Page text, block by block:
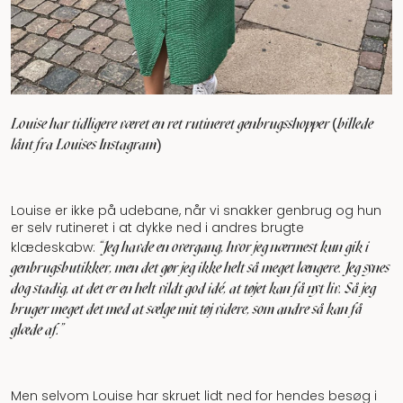
Louise har tidligere været en ret rutineret genbrugsshopper (billede
lånt fra Louises Instagram)
Louise er ikke på udebane, når vi snakker genbrug og hun
er selv rutineret i at dykke ned i andres brugte
klædeskabw: "Jeg havde en overgang, hvor jeg nærmest kun gik i
genbrugsbutikker, men det gør jeg ikke helt så meget længere. Jeg synes
dog stadig, at det er en helt vildt god idé, at tøjet kan få nyt liv. Så jeg
bruger meget det med at sælge mit tøj videre, som andre så kan få
glæde af.”
Men selvom Louise har skruet lidt ned for hendes besøg i